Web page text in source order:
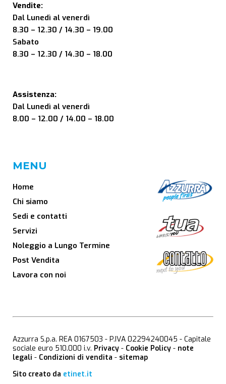
Vendite:
Dal Lunedì al venerdì
8.30 – 12.30 / 14.30 – 19.00
Sabato
8.30 – 12.30 / 14.30 – 18.00
Assistenza:
Dal Lunedì al venerdì
8.00 – 12.00 / 14.00 – 18.00
MENU
Home
Chi siamo
Sedi e contatti
Servizi
Noleggio a Lungo Termine
Post Vendita
Lavora con noi
Azzurra S.p.a. REA 0167503 - P.IVA 02294240045 - Capitale
sociale euro 510.000 i.v. Privacy - Cookie Policy - note
legali - Condizioni di vendita - sitemap
Sito creato da etinet.it